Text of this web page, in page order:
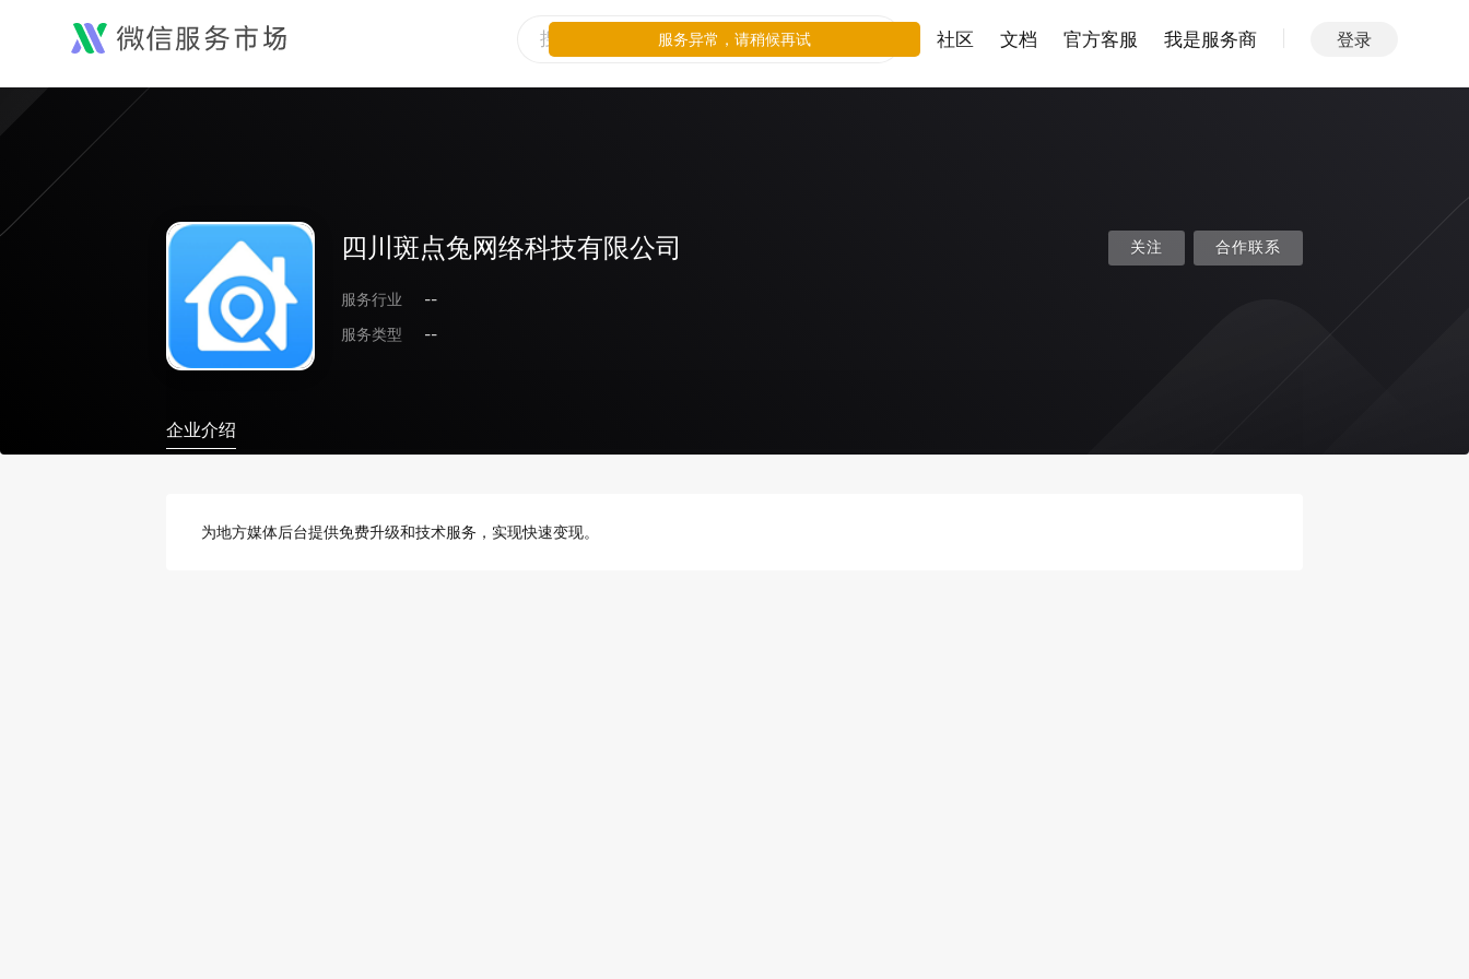
社区 文档 官方客服 我是服务商 登录
四川斑点兔网络科技有限公司
服务行业
--
服务类型
--
关注 合作联系
企业介绍
为地方媒体后台提供免费升级和技术服务，实现快速变现。
服务异常，请稍候再试